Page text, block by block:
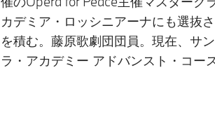
カデミア・ロッシニアーナにも選抜
を積む。藤原歌劇団団員。現在、サ
ラ・アカデミー アドバンスト・コー